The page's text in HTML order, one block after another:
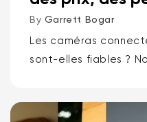
des
By Garrett Bogar
Les caméras
sont-elles fiables ?
sonnettes vidéo.